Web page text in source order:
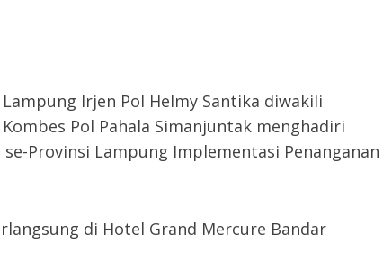
Irjen Pol Helmy Santika diwakili
Pol Pahala Simanjuntak menghadiri
Provinsi Lampung Implementasi Penanganan
di Hotel Grand Mercure Bandar